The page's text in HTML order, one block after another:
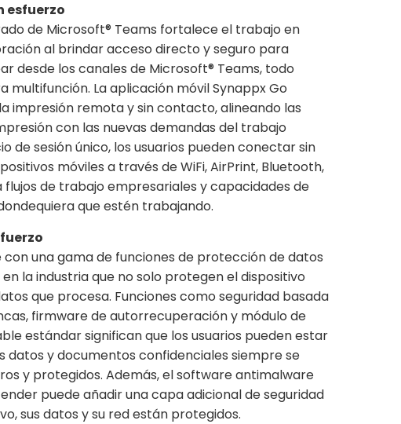
esfuerzo
de Microsoft® Teams fortalece el trabajo en
al brindar acceso directo y seguro para
desde los canales de Microsoft® Teams, todo
multifunción. La aplicación móvil Synappx Go
impresión remota y sin contacto, alineando las
con las nuevas demandas del trabajo
de sesión único, los usuarios pueden conectar sin
móviles a través de WiFi, AirPrint, Bluetooth,
flujos de trabajo empresariales y capacidades de
que estén trabajando.
con una gama de funciones de protección de datos
la industria que no solo protegen el dispositivo
que procesa. Funciones como seguridad basada
firmware de autorrecuperación y módulo de
estándar significan que los usuarios pueden estar
datos y documentos confidenciales siempre se
y protegidos. Además, el software antimalware
puede añadir una capa adicional de seguridad
sus datos y su red están protegidos.